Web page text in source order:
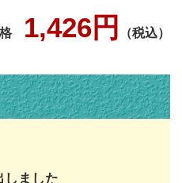
1,426円 （税込）
しました